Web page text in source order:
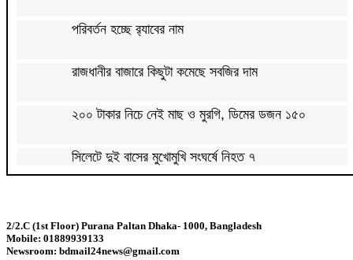
পরিবর্তন হচ্ছে র‌্যাবের নাম
রাজধানীর বাজারে কিছুটা কমেছে সবজির দাম
২০০ টাকার নিচে নেই মাছ ও মুরগি, ডিমের ডজন ১৫০
সিলেটে দুই বাসের মুখোমুখি সংঘর্ষে নিহত ৭
বগুড়ায় বাসচাপায় নিহত ৬
2/2.C (1st Floor) Purana Paltan Dhaka- 1000, Bangladesh
Mobile: 01889939133
Newsroom: bdmail24news@gmail.com